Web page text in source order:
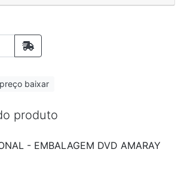
baixar
produto
- EMBALAGEM DVD AMARAY